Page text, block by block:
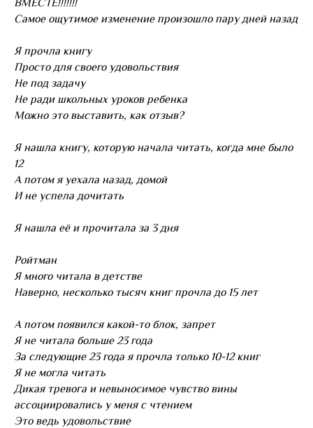
ВМЕСТЕ!!!!!!!
Самое ощутимое изменение произошло пару дней назад
Я прочла книгу
Просто для своего удовольствия
Не под задачу
Не ради школьных уроков ребенка
Можно это выставить, как отзыв?
Я нашла книгу, которую начала читать, когда мне было
12
А потом я уехала назад, домой
И не успела дочитать
Я нашла её и прочитала за 3 дня
Ройтман
Я много читала в детстве
Наверно, несколько тысяч книг прочла до 15 лет
А потом появился какой-то блок, запрет
Я не читала больше 23 года
За следующие 23 года я прочла только 10-12 книг
Я не могла читать
Дикая тревога и невыносимое чувство вины
ассоциировались у меня с чтением
Это ведь удовольствие